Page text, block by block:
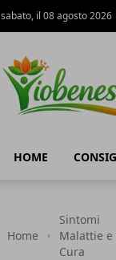
sabato, il 08 agosto 2026
HOME
Home
Sintomi
Malattie e
Cura